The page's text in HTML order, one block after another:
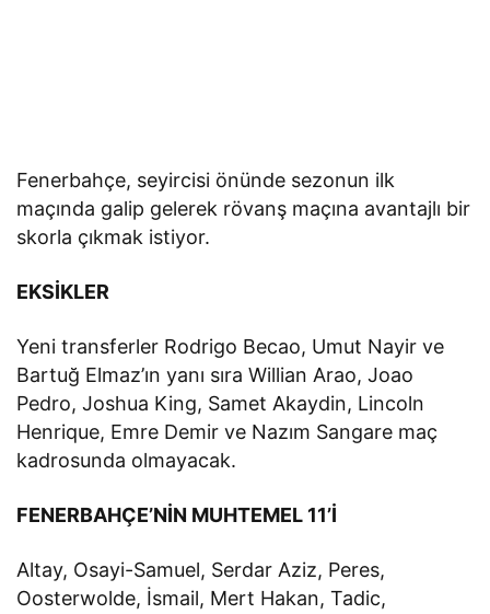
Fenerbahçe, seyircisi önünde sezonun ilk
maçında galip gelerek rövanş maçına avantajlı bir
skorla çıkmak istiyor.
EKSİKLER
Yeni transferler Rodrigo Becao, Umut Nayir ve
Bartuğ Elmaz’ın yanı sıra Willian Arao, Joao
Pedro, Joshua King, Samet Akaydin, Lincoln
Henrique, Emre Demir ve Nazım Sangare maç
kadrosunda olmayacak.
FENERBAHÇE’NİN MUHTEMEL 11’İ
Altay, Osayi-Samuel, Serdar Aziz, Peres,
Oosterwolde, İsmail, Mert Hakan, Tadic,